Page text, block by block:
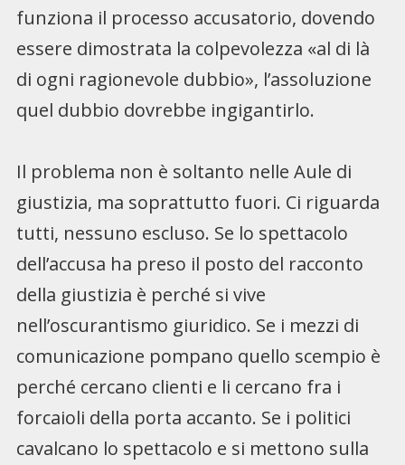
funziona il processo accusatorio, dovendo
essere dimostrata la colpevolezza «al di là
di ogni ragionevole dubbio», l’assoluzione
quel dubbio dovrebbe ingigantirlo.
Il problema non è soltanto nelle Aule di
giustizia, ma soprattutto fuori. Ci riguarda
tutti, nessuno escluso. Se lo spettacolo
dell’accusa ha preso il posto del racconto
della giustizia è perché si vive
nell’oscurantismo giuridico. Se i mezzi di
comunicazione pompano quello scempio è
perché cercano clienti e li cercano fra i
forcaioli della porta accanto. Se i politici
cavalcano lo spettacolo e si mettono sulla